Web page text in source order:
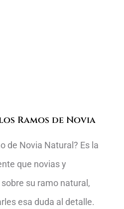
Ramos de Novia
de Novia Natural? Es la
que novias y
su ramo natural,
esa duda al detalle.